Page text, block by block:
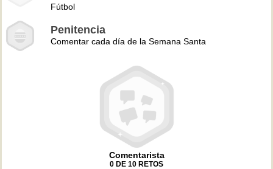
Fútbol
Penitencia
Comentar cada día de la Semana Santa
Comentarista
0 DE 10 RETOS